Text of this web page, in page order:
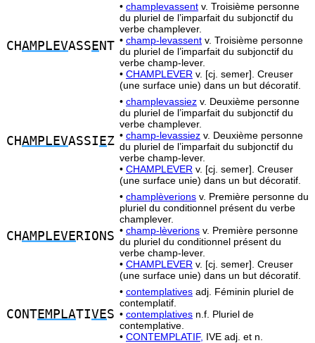
CHAMPLEVASS E NT
• champlevassent v. Troisième personne
du pluriel de l’imparfait du subjonctif du
verbe champlever.
• champ-levassent v. Troisième personne
du pluriel de l’imparfait du subjonctif du
verbe champ-lever.
• CHAMPLEVER v. [cj. semer]. Creuser
(une surface unie) dans un but décoratif.
CHAMPLEVASSI EZ
• champlevassiez v. Deuxième personne
du pluriel de l’imparfait du subjonctif du
verbe champlever.
• champ-levassiez v. Deuxième personne
du pluriel de l’imparfait du subjonctif du
verbe champ-lever.
• CHAMPLEVER v. [cj. semer]. Creuser
(une surface unie) dans un but décoratif.
CHAMPLEVE RIONS
• champlèverions v. Première personne du
pluriel du conditionnel présent du verbe
champlever.
• champ-lèverions v. Première personne
du pluriel du conditionnel présent du
verbe champ-lever.
• CHAMPLEVER v. [cj. semer]. Creuser
(une surface unie) dans un but décoratif.
CONTEMPLATIVES
• contemplatives adj. Féminin pluriel de
contemplatif.
• contemplatives n.f. Pluriel de
contemplative.
• CONTEMPLATIF, IVE adj. et n.